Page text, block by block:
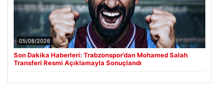
05/08/2026
Son Dakika Haberleri: Trabzonspor’dan Mohamed Salah
Transferi Resmi Açıklamayla Sonuçlandı